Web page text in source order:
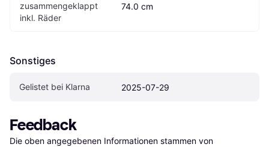
zusammengeklappt
inkl. Räder
74.0 cm
Sonstiges
Gelistet bei Klarna 2025-07-29
Feedback
Die oben angegebenen Informationen stammen von